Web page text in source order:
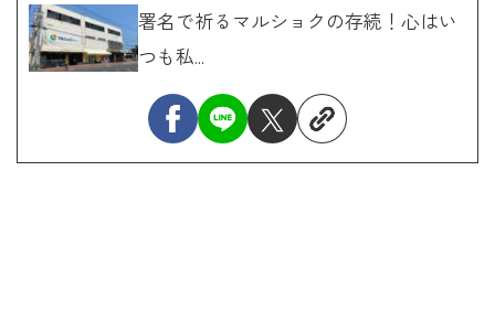
署名で祈るマルショクの存続！心はい
つも私...